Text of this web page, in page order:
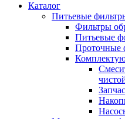
Каталог
Питьевые
Фильтры
Питьевые
Проточные